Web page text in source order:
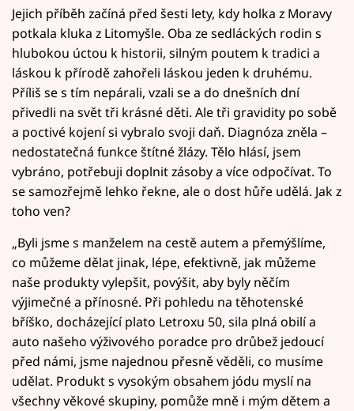
Jejich příběh začíná před šesti lety, kdy holka z Moravy
potkala kluka z Litomyšle. Oba ze sedláckých rodin s
hlubokou úctou k historii, silným poutem k tradici a
láskou k přírodě zahořeli láskou jeden k druhému.
Příliš se s tím nepárali, vzali se a do dnešních dní
přivedli na svět tři krásné děti. Ale tři gravidity po sobě
a poctivé kojení si vybralo svoji daň. Diagnóza zněla –
nedostatečná funkce štítné žlázy. Tělo hlásí, jsem
vybráno, potřebuji doplnit zásoby a více odpočívat. To
se samozřejmě lehko řekne, ale o dost hůře udělá. Jak z
toho ven?
„Byli jsme s manželem na cestě autem a přemýšlíme,
co můžeme dělat jinak, lépe, efektivně, jak můžeme
naše produkty vylepšit, povýšit, aby byly něčím
výjimečné a přínosné. Při pohledu na těhotenské
bříško, docházející plato Letroxu 50, sila plná obilí a
auto našeho výživového poradce pro drůbež jedoucí
před námi, jsme najednou přesně věděli, co musíme
udělat. Produkt s vysokým obsahem jódu myslí na
všechny věkové skupiny, pomůže mně i mým dětem a